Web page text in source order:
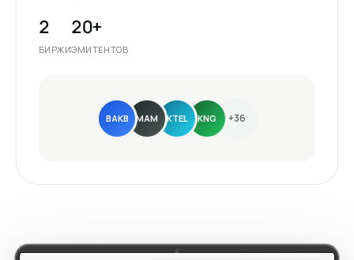
2
БИРЖИ
20+
ЭМИТЕНТОВ
BAKB MAM KTEL KNG +36